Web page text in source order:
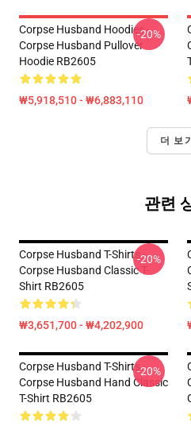
Corpse Husband Hoodies -
Corpse Husband Pullover
Hoodie RB2605
₩5,918,510 - ₩6,883,110
-20%
더 보기
관련
Corpse Husband T-Shirts -
Corpse Husband Classic T-
Shirt RB2605
₩3,651,700 - ₩4,202,900
-20%
Corpse Husband T-Shirts -
Corpse Husband Hand Classic
T-Shirt RB2605
-20%